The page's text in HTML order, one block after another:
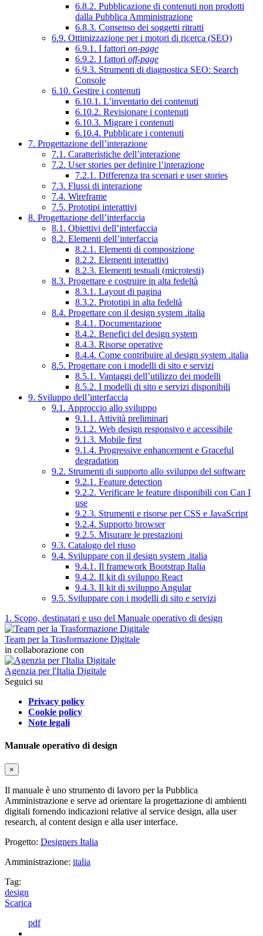
6.8.2. Pubblicazione di contenuti non prodotti
dalla Pubblica Amministrazione
6.8.3. Consenso dei soggetti ritratti
6.9. Ottimizzazione per i motori di ricerca (SEO)
6.9.1. I fattori on-page
6.9.2. I fattori off-page
6.9.3. Strumenti di diagnostica SEO: Search
Console
6.10. Gestire i contenuti
6.10.1. L’inventario dei contenuti
6.10.2. Revisionare i contenuti
6.10.3. Migrare i contenuti
6.10.4. Pubblicare i contenuti
7. Progettazione dell’interazione
7.1. Caratteristiche dell’interazione
7.2. User stories per definire l’interazione
7.2.1. Differenza tra scenari e user stories
7.3. Flussi di interazione
7.4. Wireframe
7.5. Prototipi interattivi
8. Progettazione dell’interfaccia
8.1. Obiettivi dell’interfaccia
8.2. Elementi dell’interfaccia
8.2.1. Elementi di composizione
8.2.2. Elementi interattivi
8.2.3. Elementi testuali (microtesti)
8.3. Progettare e costruire in alta fedeltà
8.3.1. Layout di pagina
8.3.2. Prototipi in alta fedeltà
8.4. Progettare con il design system .italia
8.4.1. Documentazione
8.4.2. Benefici del design system
8.4.3. Risorse operative
8.4.4. Come contribuire al design system .italia
8.5. Progettare con i modelli di sito e servizi
8.5.1. Vantaggi dell’utilizzo dei modelli
8.5.2. I modelli di sito e servizi disponibili
9. Sviluppo dell’interfaccia
9.1. Approccio allo sviluppo
9.1.1. Attività preliminari
9.1.2. Web design responsivo e accessibile
9.1.3. Mobile first
9.1.4. Progressive enhancement e Graceful
degradation
9.2. Strumenti di supporto allo sviluppo del software
9.2.1. Feature detection
9.2.2. Verificare le feature disponibili con Can I
use
9.2.3. Strumenti e risorse per CSS e JavaScript
9.2.4. Supporto browser
9.2.5. Misurare le prestazioni
9.3. Catalogo del riuso
9.4. Sviluppare con il design system .italia
9.4.1. Il framework Bootstrap Italia
9.4.2. Il kit di sviluppo React
9.4.3. Il kit di sviluppo Angular
9.5. Sviluppare con i modelli di sito e servizi
1. Scopo, destinatari e uso del Manuale operativo di design
Team per la Trasformazione Digitale
in collaborazione con
Agenzia per l'Italia Digitale
Seguici su
Privacy policy
Cookie policy
Note legali
Manuale operativo di design
×
Il manuale è uno strumento di lavoro per la Pubblica
Amministrazione e serve ad orientare la progettazione di ambienti
digitali fornendo indicazioni relative al service design, alla user
research, al content design e alla user interface.
Progetto: Designers Italia
Amministrazione: italia
Tag:
design
Scarica
pdf